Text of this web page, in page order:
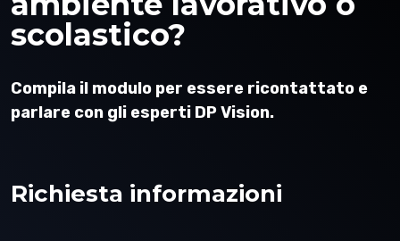
scolastico?
Compila il modulo per essere ricontattato e
parlare con gli esperti DP Vision.
Richiesta informazioni